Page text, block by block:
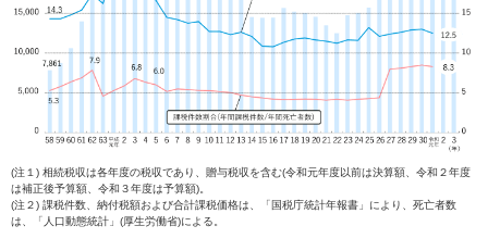
(注１) 相続税収は各年度の税収であり、贈与税収を含む(令和元年度以前は決算額、令和２年度
は補正後予算額、令和３年度は予算額)。
(注２) 課税件数、納付税額および合計課税価格は、「国税庁統計年報書」により、死亡者数
は、「人口動態統計」(厚生労働省)による。